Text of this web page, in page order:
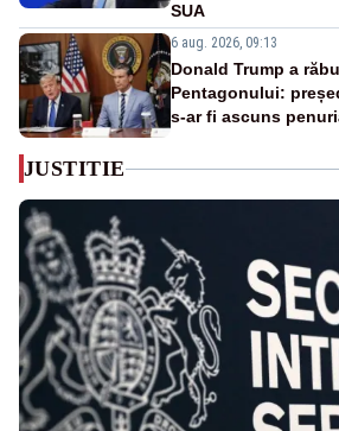
SUA
6 aug. 2026, 09:13
Donald Trump a
Pentagonului:
s-ar fi ascuns
JUSTITIE